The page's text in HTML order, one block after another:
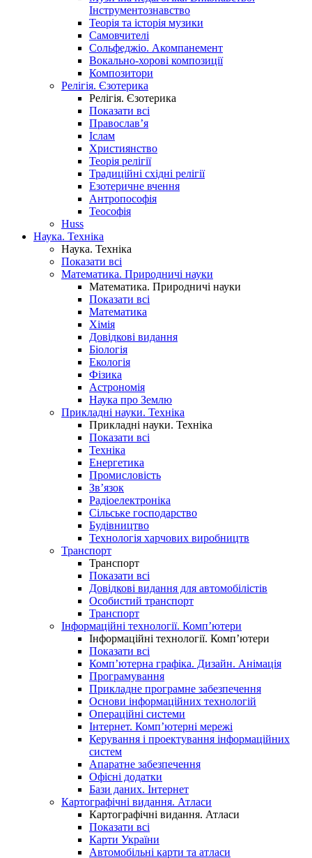
Інструментознавство
Теорія та історія музики
Самовчителі
Сольфеджіо. Акомпанемент
Вокально-хорові композиції
Композитори
Релігія. Єзотерика
Релігія. Єзотерика
Показати всі
Православ’я
Іслам
Християнство
Теорія релігії
Традиційні східні релігії
Езотеричне вчення
Антропософія
Теософія
Huss
Наука. Техніка
Наука. Техніка
Показати всі
Математика. Природничі науки
Математика. Природничі науки
Показати всі
Математика
Хімія
Довідкові видання
Біологія
Екологія
Фізика
Астрономія
Наука про Землю
Прикладні науки. Техніка
Прикладні науки. Техніка
Показати всі
Техніка
Енергетика
Промисловість
Зв’язок
Радіоелектроніка
Сільське господарство
Будівництво
Технологія харчових виробництв
Транспорт
Транспорт
Показати всі
Довідкові видання для автомобілістів
Особистий транспорт
Транспорт
Інформаційні технології. Комп’ютери
Інформаційні технології. Комп’ютери
Показати всі
Комп’ютерна графіка. Дизайн. Анімація
Програмування
Прикладне програмне забезпечення
Основи інформаційних технологій
Операційні системи
Інтернет. Комп’ютерні мережі
Керування і проектування інформаційних
систем
Апаратне забезпечення
Офісні додатки
Бази даних. Інтернет
Картографічні видання. Атласи
Картографічні видання. Атласи
Показати всі
Карти України
Автомобільні карти та атласи